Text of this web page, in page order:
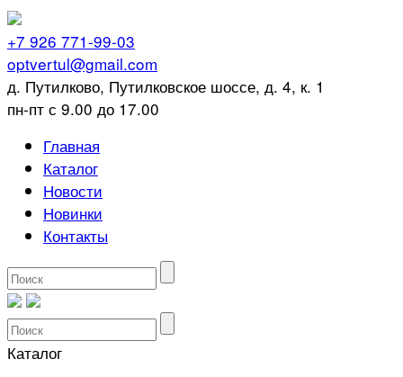
+7 926 771-99-03
optvertul@gmail.com
д. Путилково, Путилковское шоссе, д. 4, к. 1
пн-пт с 9.00 до 17.00
Главная
Каталог
Новости
Новинки
Контакты
Каталог